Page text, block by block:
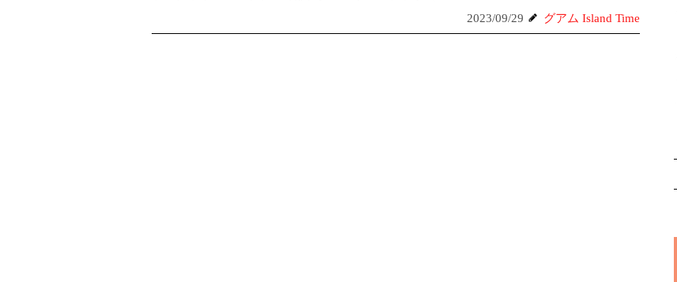
2023/09/29
グアム Island Time